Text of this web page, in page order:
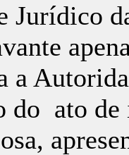
Jurídico
a
do ato